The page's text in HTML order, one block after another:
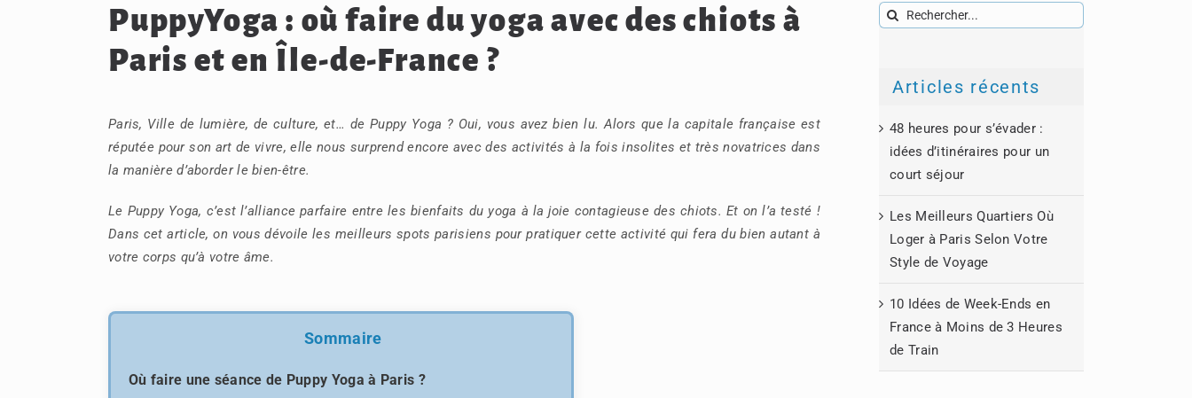
PuppyYoga : où faire du yoga avec des chiots à
Paris et en Île-de-France ?
Paris, Ville de lumière, de culture, et… de Puppy Yoga ? Oui, vous avez bien lu. Alors que la capitale française est
réputée pour son art de vivre, elle nous surprend encore avec des activités à la fois insolites et très novatrices dans
la manière d’aborder le bien-être.
Le Puppy Yoga, c’est l’alliance parfaire entre les bienfaits du yoga à la joie contagieuse des chiots. Et on l’a testé !
Dans cet article, on vous dévoile les meilleurs spots parisiens pour pratiquer cette activité qui fera du bien autant à
votre corps qu’à votre âme.
Sommaire
Où faire une séance de Puppy Yoga à Paris ?
Rechercher:
Articles récents
48 heures pour s’évader :
idées d’itinéraires pour un
court séjour
Les Meilleurs Quartiers Où
Loger à Paris Selon Votre
Style de Voyage
10 Idées de Week-Ends en
France à Moins de 3 Heures
de Train